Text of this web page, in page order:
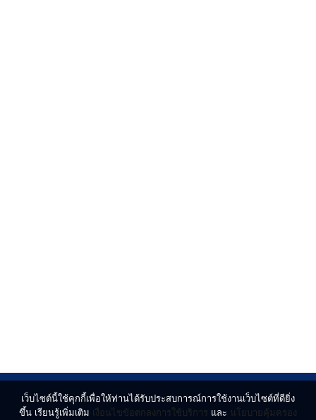
เว็บไซต์นี้ใช้คุกกี้เพื่อให้ท่านได้รับประสบการณ์การใช้งานเว็บไซต์ที่ดียิ่ง
ขึ้น เรียนรู้เพิ่มเติม เงื่อนไขข้อตกลงการใช้บริการ และ นโยบายคุ้มครอง